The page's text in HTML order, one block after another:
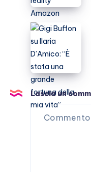
fuga
in
nuovo
reality
Amazon
Gigi
Buffon
su
Ilaria
D’Amico:
“È
stata
Lascia un